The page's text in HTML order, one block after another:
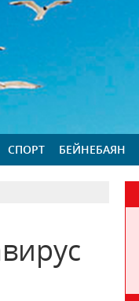
СПОРТ БЕЙНЕБАЯН